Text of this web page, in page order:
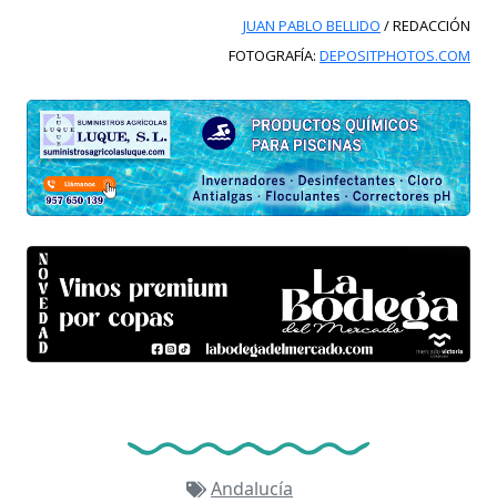
JUAN PABLO BELLIDO / REDACCIÓN
FOTOGRAFÍA: DEPOSITPHOTOS.COM
Andalucía